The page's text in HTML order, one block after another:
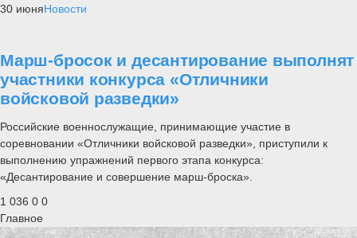
30 июняНовости
Марш-бросок и десантирование выполнят
участники конкурса «Отличники
войсковой разведки»
Российские военнослужащие, принимающие участие в
соревновании «Отличники войсковой разведки», приступили к
выполнению упражнений первого этапа конкурса:
«Десантирование и совершение марш-броска».
1 036 0 0
Главное